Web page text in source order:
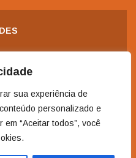
sua experiência de
personalizado e
“Aceitar todos”, você